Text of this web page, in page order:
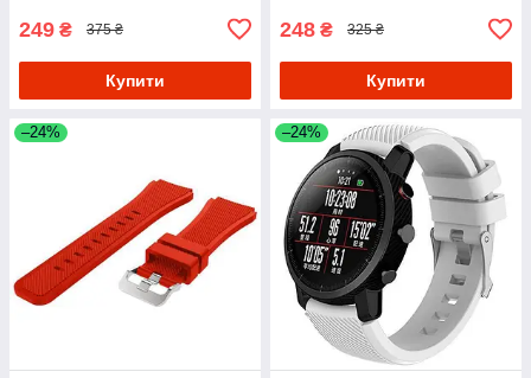
249 ₴ 375 ₴
Купити
248 ₴ 325 ₴
Купити
–24% –24%